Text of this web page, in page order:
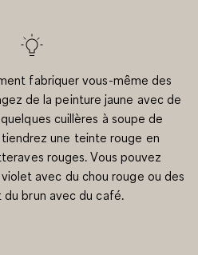
fabriquer vous-même des
de la peinture jaune avec de
cuillères à soupe de
une teinte rouge en
rouges. Vous pouvez
avec du chou rouge ou des
brun avec du café.